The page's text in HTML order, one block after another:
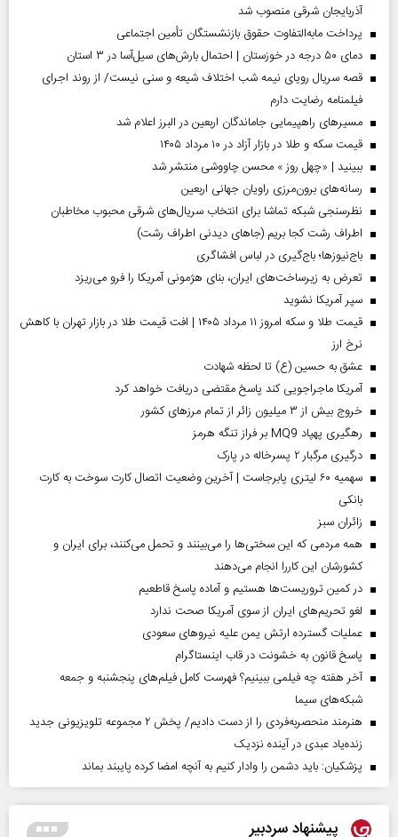
آذربایجان شرقی منصوب شد
پرداخت مابه‌التفاوت حقوق بازنشستگان تأمین اجتماعی
دمای ۵۰ درجه در خوزستان | احتمال بارش‌های سیل‌آسا در ۳ استان
قصه سریال رویای نیمه شب اختلاف شیعه و سنی نیست/ از روند اجرای
فیلمنامه رضایت دارم
مسیر‌های راهپیمایی جاماندگان اربعین در البرز اعلام شد
قیمت سکه و طلا در بازار آزاد در ۱۰ مرداد ۱۴۰۵
ببینید | «چهل روز » محسن چاووشی منتشر شد
رسانه‌های برون‌مرزی راویان جهانی اربعین
نظرسنجی شبکه تماشا برای انتخاب سریال‌های شرقی محبوب مخاطبان
اطراف رشت کجا بریم (جاهای دیدنی اطراف رشت)
باج‌نیوزها؛ باج‌گیری در لباس افشاگری
تعرض به زیرساخت‌های ایران، بنای هژمونی آمریکا را فرو می‌ریزد
سپر آمریکا نشوید
قیمت طلا و سکه امروز ۱۱ مرداد ۱۴۰۵ | افت قیمت طلا در بازار تهران با کاهش
نرخ ارز
عشق به حسین (ع) تا لحظه شهادت
آمریکا ماجراجویی کند پاسخ مقتضی دریافت خواهد کرد
خروج بیش از ۳ میلیون زائر از تمام مرز‌های کشور
رهگیری پهپاد MQ9 بر فراز تنگه هرمز
درگیری مرگبار ۲ پسرخاله در پارک
سهمیه ۶۰ لیتری پابرجاست | آخرین وضعیت اتصال کارت سوخت به کارت
بانکی
‌زائران سبز
همه مردمی که این سختی‌ها را می‌بینند و تحمل می‌کنند، برای ایران و
کشورشان این کاررا انجام می‌دهند
در کمین تروریست‌ها هستیم و آماده پاسخ قاطعیم
لغو تحریم‌های ایران از سوی آمریکا صحت ندارد
عملیات گسترده ارتش یمن علیه نیروهای سعودی
پاسخ قانون به خشونت در قاب اینستاگرام
آخر هفته چه فیلمی ببینیم؟ فهرست کامل فیلم‌های پنجشنبه و جمعه
شبکه‌های سیما
هنرمند منحصر‌به‌فردی را از دست دادیم/ پخش ۲ مجموعه تلویزیونی جدید
زنده‌یاد عبدی در آینده نزدیک
پزشکیان: باید دشمن را وادار کنیم به آنچه امضا کرده پایبند بماند
پیشنهاد سردبیر